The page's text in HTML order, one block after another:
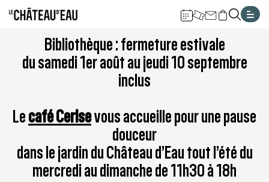
Aller
contenu
Aller
à
la
navigation
à
la
recherche
Aller
au
pied
plan
Bibliothèque : fermeture estivale
du samedi 1er août au jeudi 10 septembre
inclus
Lecafé Cerisevous accueille pour une pause
douceur
dans le jardin du Château d’Eau tout l’été du
mercredi au dimanche de 11h30 à 18h